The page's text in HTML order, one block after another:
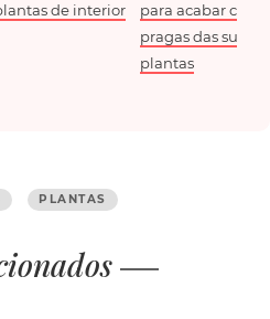
de interior
para acabar com
pragas das suas
plantas
PLANTAS